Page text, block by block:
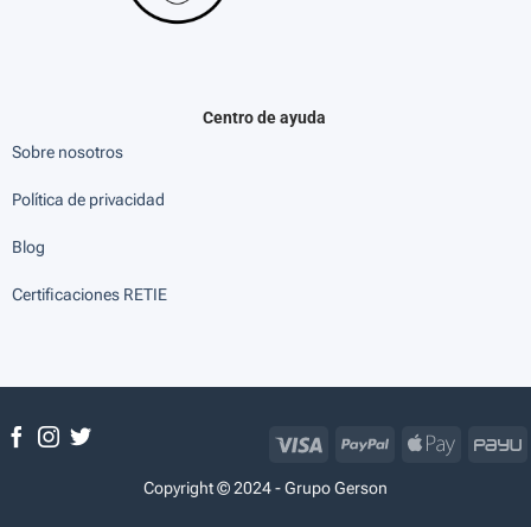
Centro de ayuda
Sobre nosotros
Política de privacidad
Blog
Certificaciones RETIE
Copyright © 2024 - Grupo Gerson
Visa PayPal
Apple